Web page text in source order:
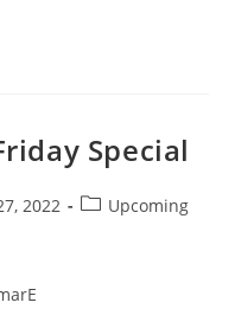
Special
2022
PostUpcoming